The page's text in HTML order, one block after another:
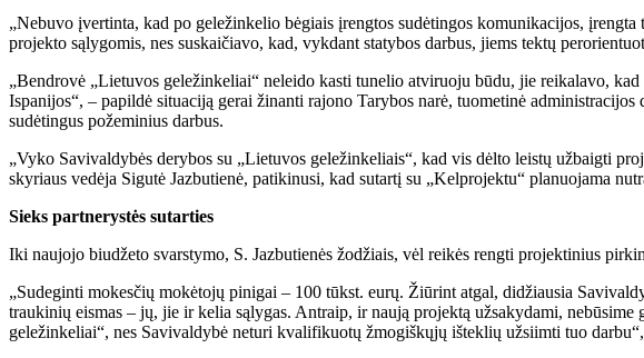
„Nebuvo įvertinta, kad po geležinkelio bėgiais įrengtos sudėtingos komunikacijos,
projekto sąlygomis, nes suskaičiavo, kad, vykdant statybos darbus, jiems tektų
„Bendrovė „Lietuvos geležinkeliai“ neleido kasti tunelio atviruoju būdu, jie reikalavo,
Ispanijos“, – papildė situaciją gerai žinanti rajono Tarybos narė, tuometinė
sudėtingus požeminius darbus.
„Vyko Savivaldybės derybos su „Lietuvos geležinkeliais“, kad vis dėlto leistų užbaigti
skyriaus vedėja Sigutė Jazbutienė, patikinusi, kad sutartį su „Kelprojektu“ planuojama
Sieks partnerystės sutarties
Iki naujojo biudžeto svarstymo, S. Jazbutienės žodžiais, vėl reikės rengti projektinius
„Sudeginti mokesčių mokėtojų pinigai – 100 tūkst. eurų. Žiūrint atgal, didžiausia
traukinių eismas – jų, jie ir kelia sąlygas. Antraip, ir naują projektą užsakydami,
geležinkeliai“, nes Savivaldybė neturi kvalifikuotų žmogiškųjų išteklių užsiimti tuo